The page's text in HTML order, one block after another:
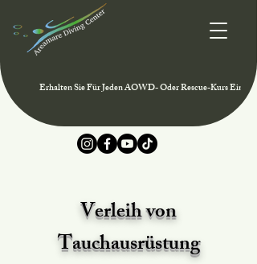
Erhalten Sie Für Jeden AOWD- Oder Rescue-Kurs Eine
Verleih von
Tauchausrüstung